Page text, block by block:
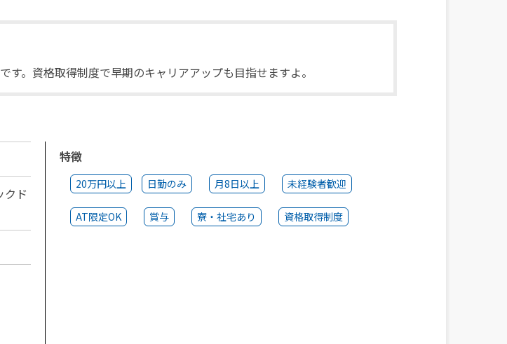
。資格取得制度で早期のキャリアアップも目指せますよ。
クド
特徴
20万円以上 日勤のみ 月8日以上 未経験者歓迎
AT限定OK 賞与 寮・社宅あり 資格取得制度